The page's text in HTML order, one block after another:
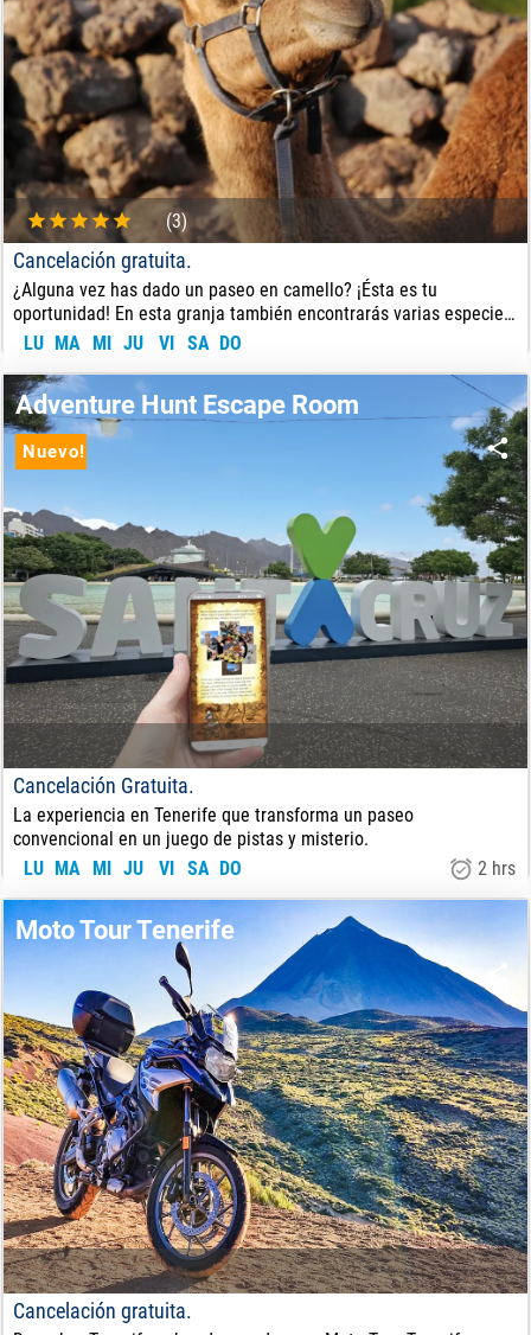
(3)
Cancelación gratuita.
¿Alguna vez has dado un paseo en camello? ¡Ésta es tu
oportunidad! En esta granja también encontrarás varias especies
nativas de Canarias.
LU MA MI JU VI SA DO
DE:18 €
Nuevo!
Adventure Hunt Escape Room
Cancelación Gratuita.
La experiencia en Tenerife que transforma un paseo
convencional en un juego de pistas y misterio.
LU MA MI JU VI SA DO 2 hrs
DE: 19.50
Moto Tour Tenerife
Cancelación gratuita.